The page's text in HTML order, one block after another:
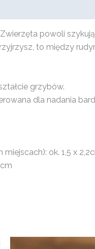
powoli
to między
grzybów.
dla nadania
ok. 1,5 x